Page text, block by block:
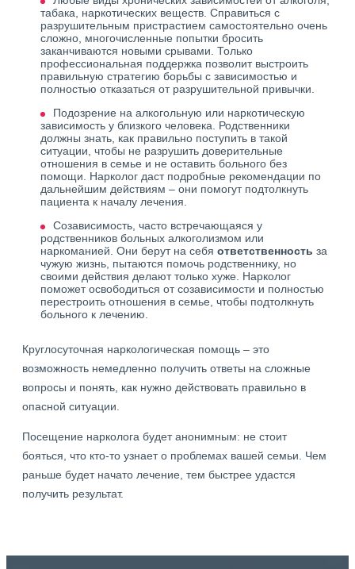
табака, наркотических веществ. Справиться с
разрушительным пристрастием самостоятельно очень
сложно, многочисленные попытки бросить
заканчиваются новыми срывами. Только
профессиональная поддержка позволит выстроить
правильную стратегию борьбы с зависимостью и
полностью отказаться от разрушительной привычки.
Подозрение на алкогольную или наркотическую
зависимость у близкого человека. Родственники
должны знать, как правильно поступить в такой
ситуации, чтобы не разрушить доверительные
отношения в семье и не оставить больного без
помощи. Нарколог даст подробные рекомендации по
дальнейшим действиям – они помогут подтолкнуть
пациента к началу лечения.
Созависимость, часто встречающаяся у
родственников больных алкоголизмом или
наркоманией. Они берут на себя ответственность за
чужую жизнь, пытаются помочь родственнику, но
своими действия делают только хуже. Нарколог
поможет освободиться от созависимости и полностью
перестроить отношения в семье, чтобы подтолкнуть
больного к лечению.
Круглосуточная наркологическая помощь – это
возможность немедленно получить ответы на сложные
вопросы и понять, как нужно действовать правильно в
опасной ситуации.
Посещение нарколога будет анонимным: не стоит
бояться, что кто-то узнает о проблемах вашей семьи. Чем
раньше будет начато лечение, тем быстрее удастся
получить результат.